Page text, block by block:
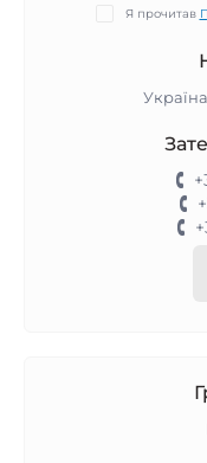
Я прочитав